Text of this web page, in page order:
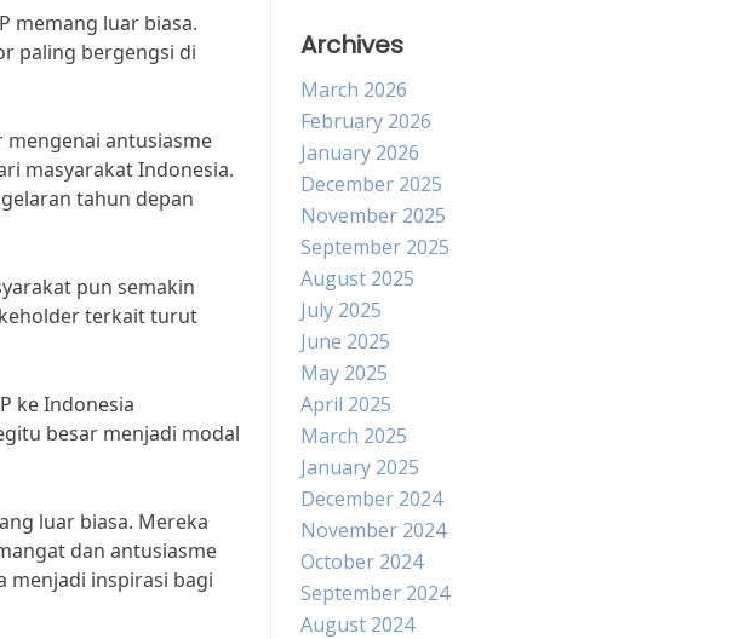
memang luar biasa.
paling bergengsi di
mengenai antusiasme
masyarakat Indonesia.
tahun depan
pun semakin
terkait turut
ke Indonesia
besar menjadi modal
luar biasa. Mereka
dan antusiasme
menjadi inspirasi bagi
Archives
March 2026
February 2026
January 2026
December 2025
November 2025
September 2025
August 2025
July 2025
June 2025
May 2025
April 2025
March 2025
January 2025
December 2024
November 2024
October 2024
September 2024
August 2024